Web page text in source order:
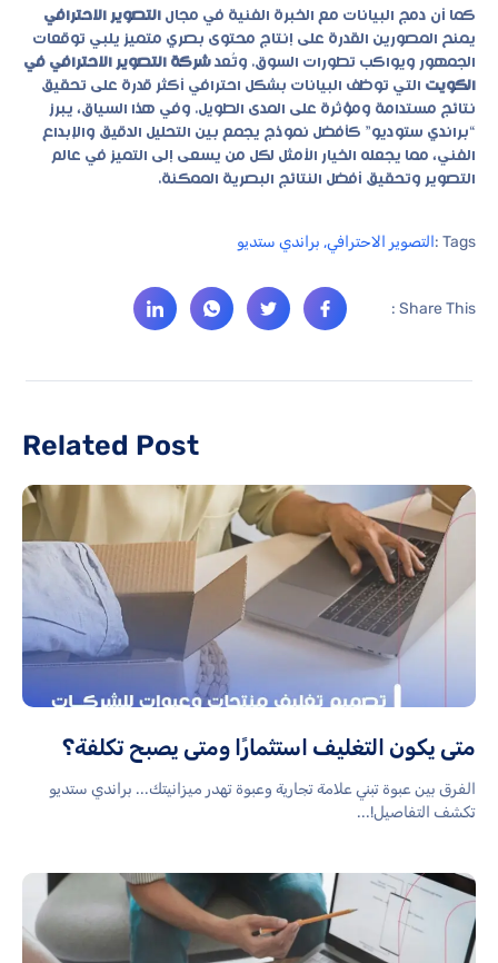
كما أن دمج البيانات مع الخبرة الفنية في مجال التصوير الاحترافي
يمنح المصورين القدرة على إنتاج محتوى بصري متميز يلبي توقعات
الجمهور ويواكب تطورات السوق. وتُعد شركة التصوير الاحترافي في
الكويت التي توظف البيانات بشكل احترافي أكثر قدرة على تحقيق
نتائج مستدامة ومؤثرة على المدى الطويل. وفي هذا السياق، يبرز
“براندي ستوديو” كأفضل نموذج يجمع بين التحليل الدقيق والإبداع
الفني، مما يجعله الخيار الأمثل لكل من يسعى إلى التميز في عالم
التصوير وتحقيق أفضل النتائج البصرية الممكنة.
Tags : التصوير الاحترافي, براندي ستديو
Share This :
Related Post
متى يكون التغليف استثمارًا ومتى يصبح تكلفة؟
الفرق بين عبوة تبني علامة تجارية وعبوة تهدر ميزانيتك... براندي ستديو
تكشف التفاصيل!...